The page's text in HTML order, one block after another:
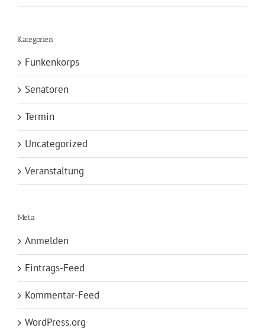
Kategorien
Funkenkorps
Senatoren
Termin
Uncategorized
Veranstaltung
Meta
Anmelden
Eintrags-Feed
Kommentar-Feed
WordPress.org